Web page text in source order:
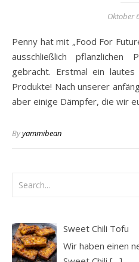
Oktober
Penny hat mit „Food For Future“ eine neue Eigenmarke mit
ausschließlich
gebracht. Erstmal ein
Produkte! Nach unserer
aber einige Dämpfer, die wir
Byyammibean
Sweet Chili Tofu
Wir haben einen